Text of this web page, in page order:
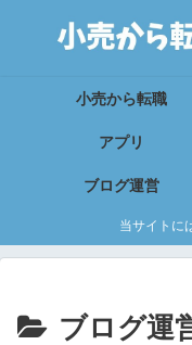
小売から転職
アプリ
ブログ運営
当サイトに
ブログ運